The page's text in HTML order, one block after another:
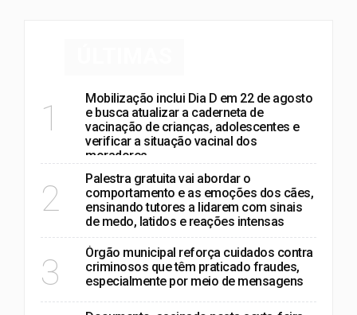
1
Mobilização inclui Dia D em 22 de agosto
e busca atualizar a caderneta de
vacinação de crianças, adolescentes e
verificar a situação vacinal dos
moradores
2
Palestra gratuita vai abordar o
comportamento e as emoções dos cães,
ensinando tutores a lidarem com sinais
de medo, latidos e reações intensas
3
Órgão municipal reforça cuidados contra
criminosos que têm praticado fraudes,
especialmente por meio de mensagens